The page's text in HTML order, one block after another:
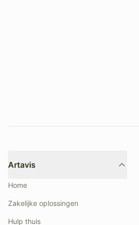
Artavis
Home
Zakelijke oplossingen
Hulp thuis